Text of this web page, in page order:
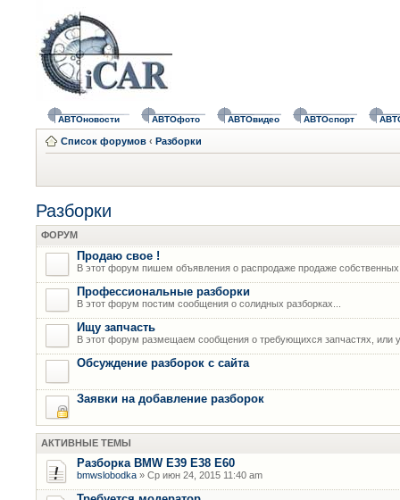
АВТОновости АВТОфото АВТОвидео АВТОспорт
Список форумов ‹ Разборки
Разборки
ФОРУМ
Продаю свое !
В этот форум пишем объявления о распродаже продаже
Профессиональные разборки
В этот форум постим сообщения о солидных разборках...
Ищу запчасть
В этот форум размещаем сообщения о требующихся запчастях, или
Обсуждение разборок с сайта
Заявки на добавление разборок
АКТИВНЫЕ ТЕМЫ
Разборка BMW E39 E38 E60
bmwslobodka » Ср июн 24, 2015 11:40 am